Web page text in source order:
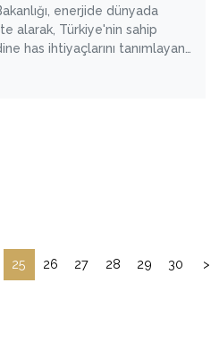
enerjide dünyada
alarak, Türkiye'nin sahip
has ihtiyaçlarını tanımlayan,
belirleyen stratejik yol
25 26 27 28 29 30 >